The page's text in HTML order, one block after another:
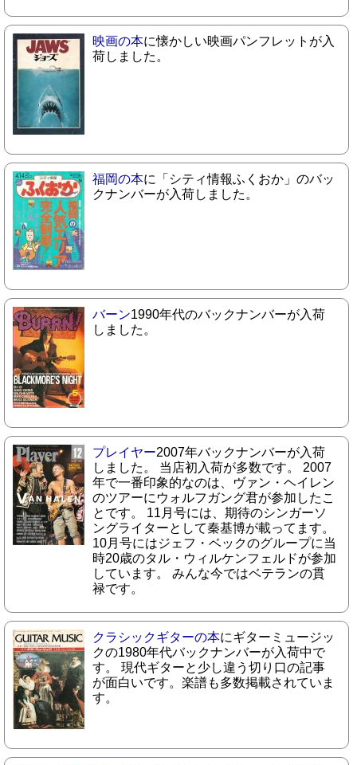
映画の本に懐かしい映画パンフレットが入
荷しました。
福岡の本に「シティ情報ふくおか」のバッ
クナンバーが入荷しました。
バーン1990年代のバックナンバーが入荷
しました。
プレイヤー2007年バックナンバーが入荷
しました。 当店初入荷が多数です。 2007
年で一番印象的なのは、ヴァン・ヘイレン
のツアーにウォルフガング君が参加したこ
とです。 11月号には、期待のシンガーソ
ングライターとして秦基博が載ってます。
10月号にはジェフ・ベックのグループに当
時20歳のタル・ウィルケンフェルドが参加
しています。 みんな今ではベテランの貫
禄です。
クラシックギターの本にギターミュージッ
クの1980年代バックナンバーが入荷中で
す。 現代ギターと少し違う切り口の記事
が面白いです。楽譜も多数掲載されていま
す。